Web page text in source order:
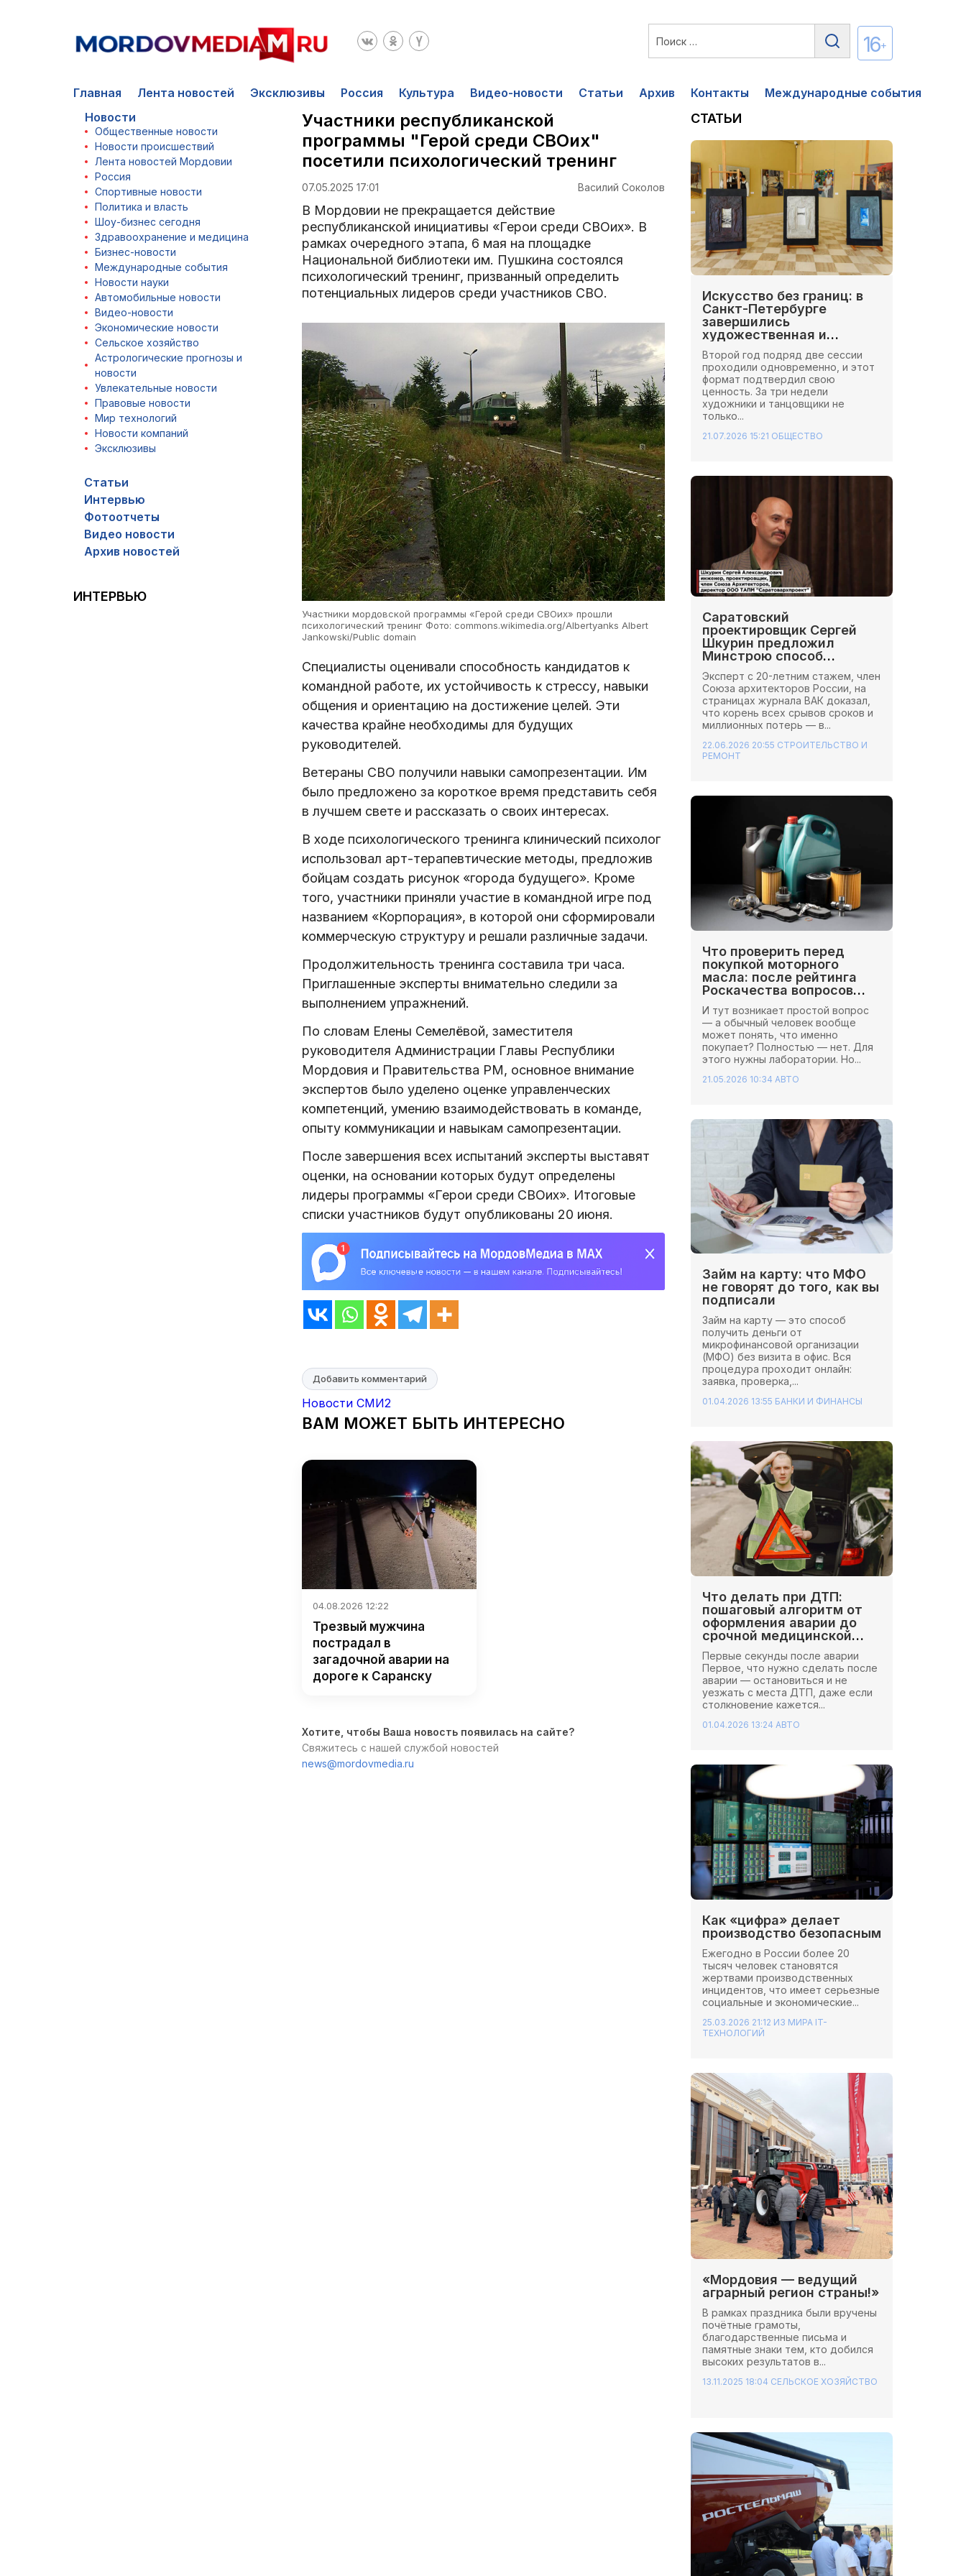
16+
Главная Лента новостей Эксклюзивы Россия Культура Видео-новости Статьи Архив Контакты
Международные события
Новости
Общественные новости
Новости происшествий
Лента новостей Мордовии
Россия
Спортивные новости
Политика и власть
Шоу-бизнес сегодня
Здравоохранение и медицина
Бизнес-новости
Международные события
Новости науки
Автомобильные новости
Видео-новости
Экономические новости
Сельское хозяйство
Астрологические прогнозы и
новости
Увлекательные новости
Правовые новости
Мир технологий
Новости компаний
Эксклюзивы
Статьи
Интервью
Фотоотчеты
Видео новости
Архив новостей
ИНТЕРВЬЮ
Участники республиканской
программы "Герой среди СВОих"
посетили психологический тренинг
07.05.2025 17:01 Василий Соколов
В Мордовии не прекращается действие
республиканской инициативы «Герои среди СВОих». В
рамках очередного этапа, 6 мая на площадке
Национальной библиотеки им. Пушкина состоялся
психологический тренинг, призванный определить
потенциальных лидеров среди участников СВО.
Участники мордовской программы «Герой среди СВОих» прошли
психологический тренинг Фото: commons.wikimedia.org/Albertyanks Albert
Jankowski/Public domain
Специалисты оценивали способность кандидатов к
командной работе, их устойчивость к стрессу, навыки
общения и ориентацию на достижение целей. Эти
качества крайне необходимы для будущих
руководителей.
Ветераны СВО получили навыки самопрезентации. Им
было предложено за короткое время представить себя
в лучшем свете и рассказать о своих интересах.
В ходе психологического тренинга клинический психолог
использовал арт-терапевтические методы, предложив
бойцам создать рисунок «города будущего». Кроме
того, участники приняли участие в командной игре под
названием «Корпорация», в которой они сформировали
коммерческую структуру и решали различные задачи.
Продолжительность тренинга составила три часа.
Приглашенные эксперты внимательно следили за
выполнением упражнений.
По словам Елены Семелёвой, заместителя
руководителя Администрации Главы Республики
Мордовия и Правительства РМ, основное внимание
экспертов было уделено оценке управленческих
компетенций, умению взаимодействовать в команде,
опыту коммуникации и навыкам самопрезентации.
После завершения всех испытаний эксперты выставят
оценки, на основании которых будут определены
лидеры программы «Герои среди СВОих». Итоговые
списки участников будут опубликованы 20 июня.
Добавить комментарий
Новости СМИ2
ВАМ МОЖЕТ БЫТЬ ИНТЕРЕСНО
04.08.2026 12:22
Трезвый мужчина
пострадал в
загадочной аварии на
дороге к Саранску
Хотите, чтобы Ваша новость появилась на сайте?
Свяжитесь с нашей службой новостей
news@mordovmedia.ru
СТАТЬИ
Искусство без границ: в
Санкт-Петербурге
завершились
художественная и
хореографическая сессии
Школы Иннопрактики.
Второй год подряд две сессии
проходили одновременно, и этот
формат подтвердил свою
ценность. За три недели
художники и танцовщики не
только...
21.07.2026 15:21 ОБЩЕСТВО
Саратовский
проектировщик Сергей
Шкурин предложил
Минстрою способ
сэкономить миллионы на
стройках
Эксперт с 20-летним стажем, член
Союза архитекторов России, на
страницах журнала ВАК доказал,
что корень всех срывов сроков и
миллионных потерь — в...
22.06.2026 20:55 СТРОИТЕЛЬСТВО И
РЕМОНТ
Что проверить перед
покупкой моторного
масла: после рейтинга
Роскачества вопросов
стало больше
И тут возникает простой вопрос
— а обычный человек вообще
может понять, что именно
покупает? Полностью — нет. Для
этого нужны лаборатории. Но...
21.05.2026 10:34 АВТО
Займ на карту: что МФО
не говорят до того, как вы
подписали
Займ на карту — это способ
получить деньги от
микрофинансовой организации
(МФО) без визита в офис. Вся
процедура проходит онлайн:
заявка, проверка,...
01.04.2026 13:55 БАНКИ И ФИНАНСЫ
Что делать при ДТП:
пошаговый алгоритм от
оформления аварии до
срочной медицинской
помощи
Первые секунды после аварии
Первое, что нужно сделать после
аварии — остановиться и не
уезжать с места ДТП, даже если
столкновение кажется...
01.04.2026 13:24 АВТО
Как «цифра» делает
производство безопасным
Ежегодно в России более 20
тысяч человек становятся
жертвами производственных
инцидентов, что имеет серьезные
социальные и экономические...
25.03.2026 21:12 ИЗ МИРА IT-
ТЕХНОЛОГИЙ
«Мордовия — ведущий
аграрный регион страны!»
В рамках праздника были вручены
почётные грамоты,
благодарственные письма и
памятные знаки тем, кто добился
высоких результатов в...
13.11.2025 18:04 СЕЛЬСКОЕ ХОЗЯЙСТВО